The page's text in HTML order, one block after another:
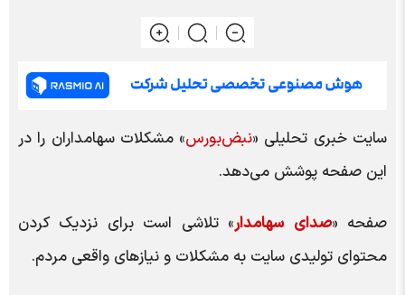
سایت خبری تحلیلی «نبض‌بورس» مشکلات سهامداران را در
این صفحه پوشش می‌دهد.
صفحه «صدای سهامدار» تلاشی است برای نزدیک کردن
محتوای تولیدی سایت به مشکلات و نیازهای واقعی مردم.